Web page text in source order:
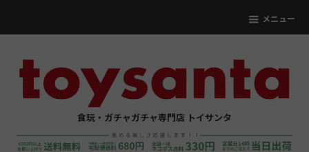
メニュー
食玩・ガチャガチャ専門店 トイサンタ